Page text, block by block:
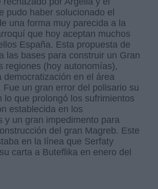
pudo haber solucionado el
una forma muy parecida a la
que hoy aceptan muchos
España. Esta propuesta de
las bases para construir un Gran
regiones (hoy autonomías),
democratización en el área
Fue un gran error del polisario su
lo que prolongó los sufrimientos
establecida en los
y un gran impedimento para
del gran Magreb. Este
en la línea que Serfaty
carta a Buteflika en enero del